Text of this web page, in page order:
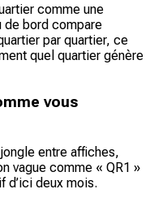
comme une
de bord compare
par quartier, ce
quel quartier génère
vous
entre affiches,
vague comme « QR1 »
d’ici deux mois.